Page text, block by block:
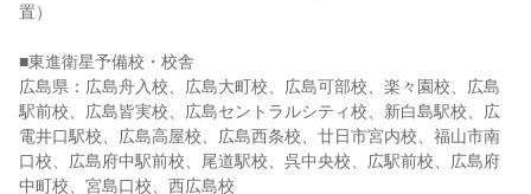
置）
■東進衛星予備校・校舎
広島県：広島舟入校、広島大町校、広島可部校、楽々園校、広島
駅前校、広島皆実校、広島セントラルシティ校、新白島駅校、広
電井口駅校、広島高屋校、広島西条校、廿日市宮内校、福山市南
口校、広島府中駅前校、尾道駅校、呉中央校、広駅前校、広島府
中町校、宮島口校、西広島校